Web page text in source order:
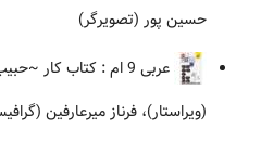
حسین پور (تصویرگر)
عربی 9 ام : کتاب کار
(ویراستار)، فرناز میرعارفین